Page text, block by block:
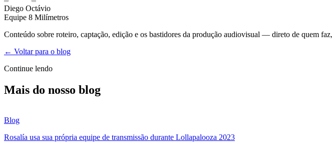
Diego Octávio
Equipe 8 Milímetros
Conteúdo sobre roteiro, captação, edição e os bastidores da produção audiovisual — direto de quem
← Voltar para o blog
Continue lendo
Mais do nosso blog
Blog
Rosalía usa sua própria equipe de transmissão durante Lollapalooza 2023